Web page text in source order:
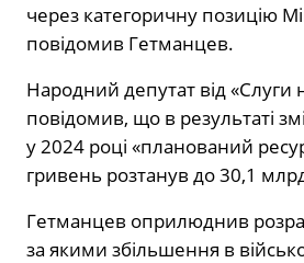
через категоричну позицію
повідомив Гетманцев.
Народний депутат від «Слуги
повідомив, що в результаті
у 2024 році «планований
гривень розтанув до 30,1
Гетманцев оприлюднив
за якими збільшення в